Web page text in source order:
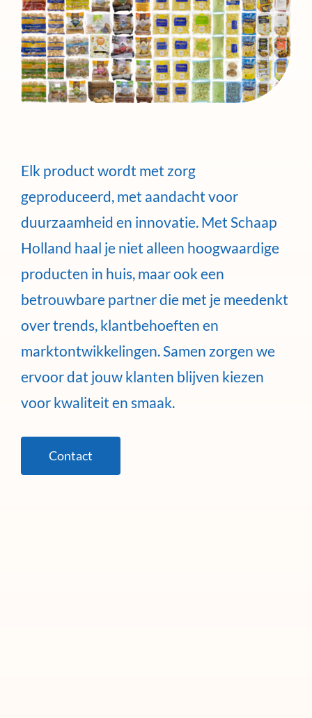
Elk product wordt met zorg
geproduceerd, met aandacht voor
duurzaamheid en innovatie. Met Schaap
Holland haal je niet alleen hoogwaardige
producten in huis, maar ook een
betrouwbare partner die met je meedenkt
over trends, klantbehoeften en
marktontwikkelingen. Samen zorgen we
ervoor dat jouw klanten blijven kiezen
voor kwaliteit en smaak.
Contact